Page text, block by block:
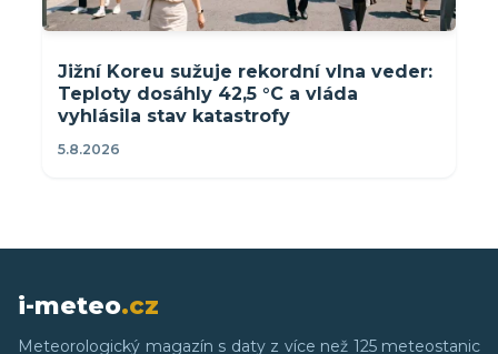
Jižní Koreu sužuje rekordní vlna veder:
Teploty dosáhly 42,5 °C a vláda
vyhlásila stav katastrofy
5.8.2026
i-meteo.cz
Meteorologický magazín s daty z více než 125 meteostanic